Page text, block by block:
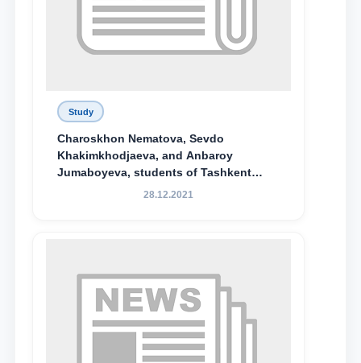
Study
Charoskhon Nematova, Sevdo
Khakimkhodjaeva, and Anbaroy
Jumaboyeva, students of Tashkent
State University of Law, along with
Special Scholarship.
28.12.2021